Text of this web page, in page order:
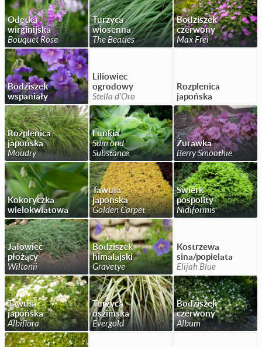
Odętka
wirginijska
Bouquet Rose
Turzyca
wiosenna
The Beatles
Bodziszek
czerwony
Max Frei
Bodziszek
wspaniały
Liliowiec
ogrodowy
Stella d'Oro
Rozplenica
japońska
Rozplenica
japońska
Moudry
Funkia
Sum and
Substance
Żurawka
Berry Smoothie
Kokoryczka
wielokwiatowa
Tawuła
japońska
Golden Carpet
Świerk
pospolity
Nidiformis
Jałowiec
płożący
Wiltonii
Bodziszek
himalajski
Gravetye
Kostrzewa
sina/popielata
Elijah Blue
Tawuła
japońska
Albiflora
Turzyca
oszimska
Evergold
Bodziszek
czerwony
Album